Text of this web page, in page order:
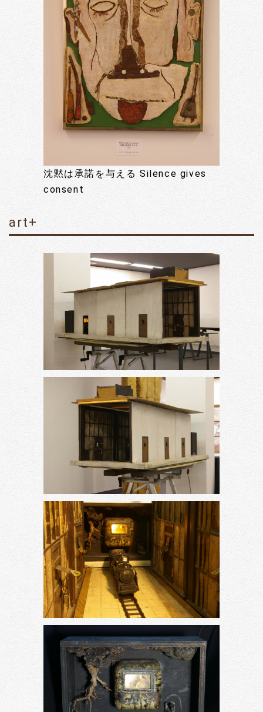
沈黙は承諾を与える Silence gives
consent
art+